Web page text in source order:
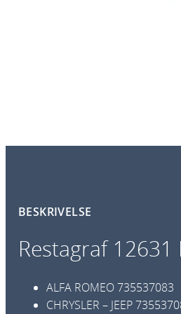
BESKRIVELSE
Restagraf
ALFA ROMEO735537083
CHRYSLER – JEEP